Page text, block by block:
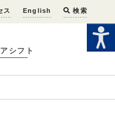
ス English 検索
シフト